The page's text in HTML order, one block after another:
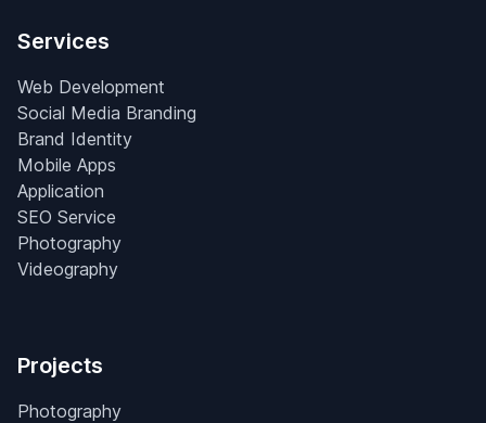
Services
Web Development
Social Media Branding
Brand Identity
Mobile Apps
Application
SEO Service
Photography
Videography
Projects
Photography